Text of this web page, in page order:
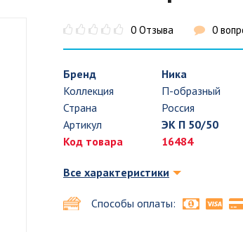
0 Отзыва 0
Бренд
Ника
Коллекция
П-образный
Страна
Россия
Артикул
ЭК П 50/50
Код товара
16484
Все характеристики
Способы оплаты: